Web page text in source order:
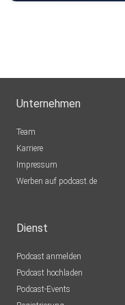
Unternehmen
Team
Karriere
Impressum
Werben auf podcast.de
Dienst
Podcast anmelden
Podcast hochladen
Podcast-Events